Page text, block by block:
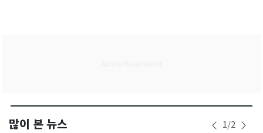
많이 본 뉴스 1/2